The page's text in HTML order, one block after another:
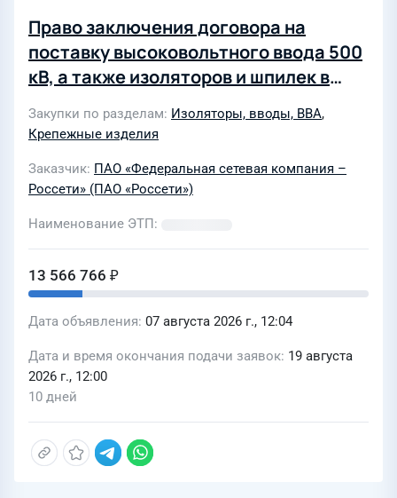
Право заключения договора на
поставку высоковольтного ввода 500
кВ, а также изоляторов и шпилек в
35 кВ в аварийный запас филиала ПАО
Закупки по разделам Изоляторы, вводы, ВВА,
Крепежные изделия
Заказчик ПАО «Федеральная сетевая компания –
Россети» (ПАО «Россети»)
Наименование ЭТП
13 566 766 ₽
Дата объявления 07 августа 2026 г., 12:04
Дата и время окончания подачи заявок 19 августа
2026 г., 12:00
10 дней